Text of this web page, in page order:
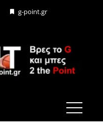
g-point.gr